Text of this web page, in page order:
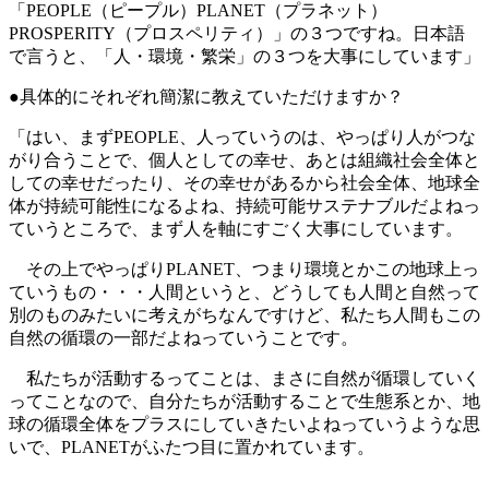
「PEOPLE（ピープル）PLANET（プラネット）
PROSPERITY（プロスペリティ）」の３つですね。日本語
で言うと、「人・環境・繁栄」の３つを大事にしています」
●具体的にそれぞれ簡潔に教えていただけますか？
「はい、まずPEOPLE、人っていうのは、やっぱり人がつな
がり合うことで、個人としての幸せ、あとは組織社会全体と
しての幸せだったり、その幸せがあるから社会全体、地球全
体が持続可能性になるよね、持続可能サステナブルだよねっ
ていうところで、まず人を軸にすごく大事にしています。
その上でやっぱりPLANET、つまり環境とかこの地球上っ
ていうもの・・・人間というと、どうしても人間と自然って
別のものみたいに考えがちなんですけど、私たち人間もこの
自然の循環の一部だよねっていうことです。
私たちが活動するってことは、まさに自然が循環していく
ってことなので、自分たちが活動することで生態系とか、地
球の循環全体をプラスにしていきたいよねっていうような思
いで、PLANETがふたつ目に置かれています。